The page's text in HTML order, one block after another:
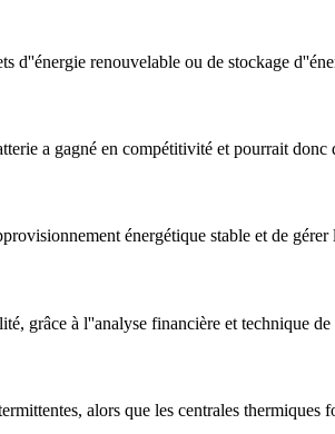
d''énergie renouvelable ou de stockage
a gagné en compétitivité et pourrait
énergétique stable et de
grâce à l''analyse financière et technique de
alors que les centrales thermiques